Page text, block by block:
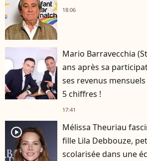
18:06
Mario Barravecchia
ans après sa
ses revenus
5 chiffres !
17:41
player2
Mélissa Theuriau
fille Lila Debbouze,
scolarisée dans une